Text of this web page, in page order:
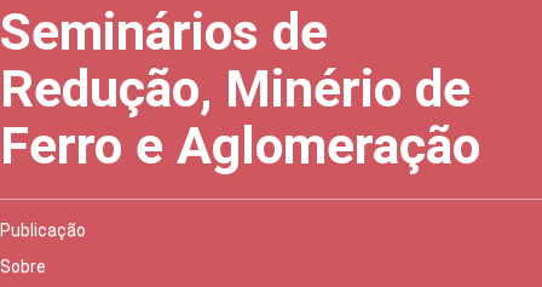
Seminários de
Redução, Minério de
Ferro e Aglomeração
Publicação
Sobre